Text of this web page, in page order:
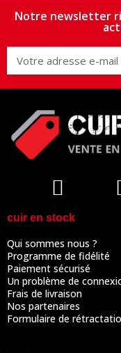
Notre newsletter
cuir en stock
Qui sommes nous ?
Programme de fidélité
Paiement sécurisé
Un problème de
Frais de livraison
Nos partenaires
Formulaire de